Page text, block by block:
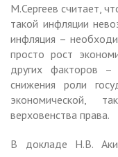
М.Сергеев считает,
такой инфляции
инфляция –
просто рост
других факторов
снижения роли
экономической,
верховенства права.
В докладе Н.В.